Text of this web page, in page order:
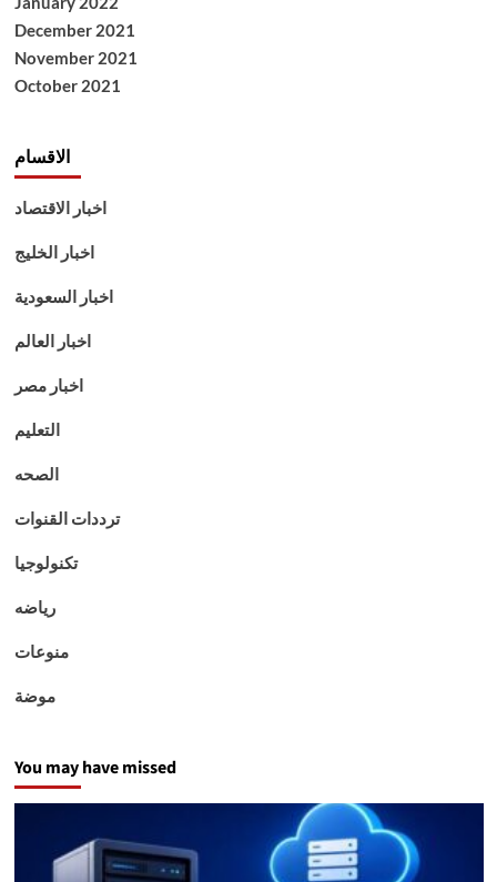
December 2021
November 2021
October 2021
الاقسام
اخبار الاقتصاد
اخبار الخليج
اخبار السعودية
اخبار العالم
اخبار مصر
التعليم
الصحه
ترددات القنوات
تكنولوجيا
رياضه
منوعات
موضة
You may have missed